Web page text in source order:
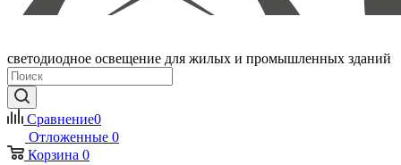
светодиодное освещение для жилых и промышленных зданий
Сравнение0
Отложенные 0
Корзина 0